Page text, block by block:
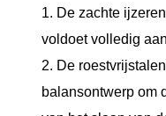
1. De zachte
voldoet volledig
2. De
balansontwerp om